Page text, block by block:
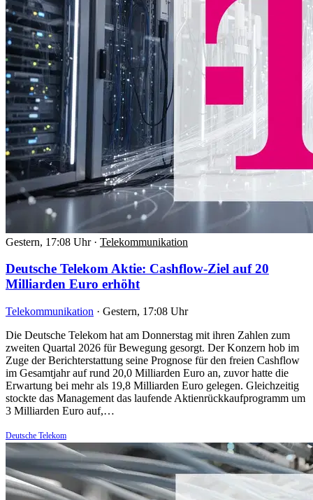
Gestern, 17:08 Uhr · Telekommunikation
Deutsche Telekom Aktie: Cashflow-Ziel auf 20
Milliarden Euro erhöht
Telekommunikation · Gestern, 17:08 Uhr
Die Deutsche Telekom hat am Donnerstag mit ihren Zahlen zum
zweiten Quartal 2026 für Bewegung gesorgt. Der Konzern hob im
Zuge der Berichterstattung seine Prognose für den freien Cashflow
im Gesamtjahr auf rund 20,0 Milliarden Euro an, zuvor hatte die
Erwartung bei mehr als 19,8 Milliarden Euro gelegen. Gleichzeitig
stockte das Management das laufende Aktienrückkaufprogramm um
3 Milliarden Euro auf,…
Deutsche Telekom